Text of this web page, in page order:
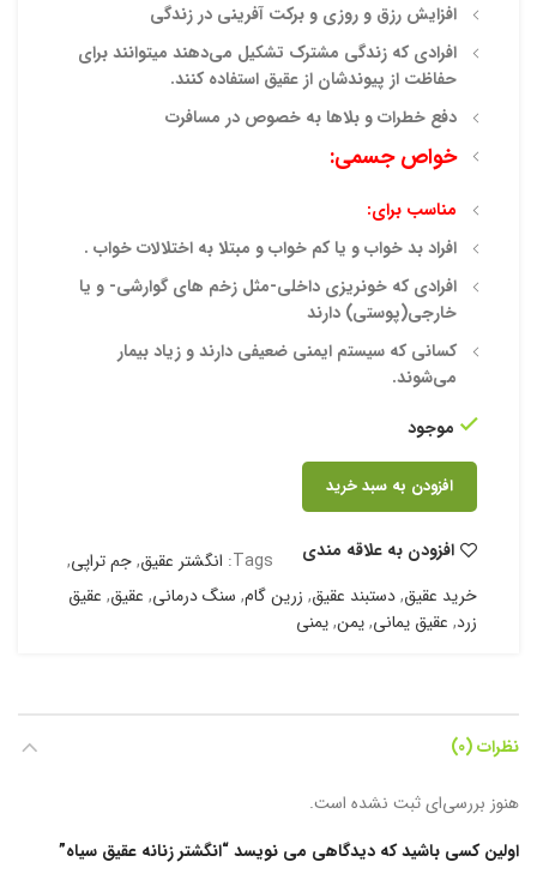
افزایش رزق و روزی و برکت آفرینی در زندگی
افرادی که زندگی مشترک تشکیل می‌دهند میتوانند برای
حفاظت از پیوندشان از عقیق استفاده کنند.
دفع خطرات و بلاها به خصوص در مسافرت
خواص جسمی:
مناسب برای:
افراد بد خواب و یا کم خواب و مبتلا به اختلالات خواب .
افرادی که خونریزی داخلی-مثل زخم های گوارشی- و یا
خارجی(پوستی) دارند
کسانی که سیستم ایمنی ضعیفی دارند و زیاد بیمار
می‌شوند.
موجود
افزودن به سبد خرید
افزودن به علاقه مندی Tags: انگشتر عقیق,جم تراپی,
خرید عقیق,دستبند عقیق, زرین گام, سنگ درمانی, عقیق, عقیق
زرد, عقیق یمانی,یمن,یمنی
نظرات (0)
هنوز بررسی‌ای ثبت نشده است.
اولین کسی باشید که دیدگاهی می نویسد “انگشتر زنانه عقیق سیاه”